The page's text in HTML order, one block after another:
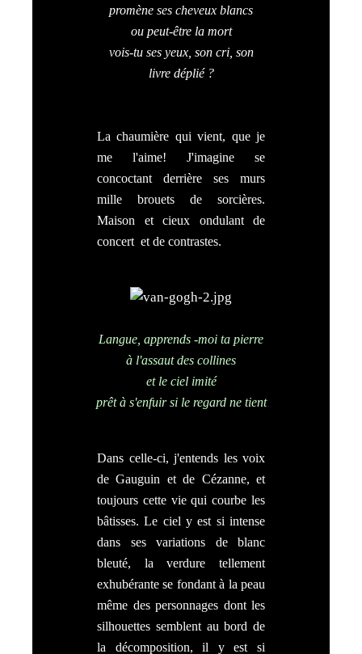
promène ses cheveux blancs
ou peut-être la mort
vois-tu ses yeux, son cri, son
livre déplié ?
La chaumière qui vient, que je
me l'aime! J'imagine se
concoctant derrière ses murs
mille brouets de sorcières.
Maison et cieux ondulant de
concert et de contrastes.
Langue, apprends -moi ta pierre
à l'assaut des collines
et le ciel imité
prêt à s'enfuir si le regard ne tient
Dans celle-ci, j'entends les voix
de Gauguin et de Cézanne, et
toujours cette vie qui courbe les
bâtisses. Le ciel y est si intense
dans ses variations de blanc
bleuté, la verdure tellement
exhubérante se fondant à la peau
même des personnages dont les
silhouettes semblent au bord de
la décomposition, il y est si